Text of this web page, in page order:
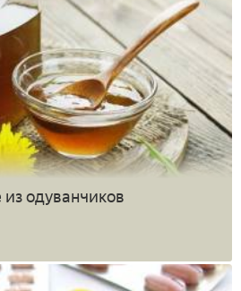
одуванчиков